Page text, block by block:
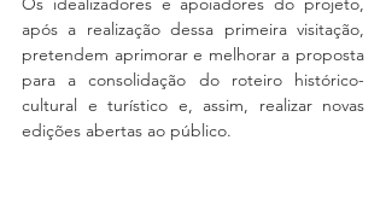
após a realização dessa primeira visitação,
pretendem aprimorar e melhorar a proposta
para a consolidação do roteiro histórico-
cultural e turístico e, assim, realizar novas
edições abertas ao público.